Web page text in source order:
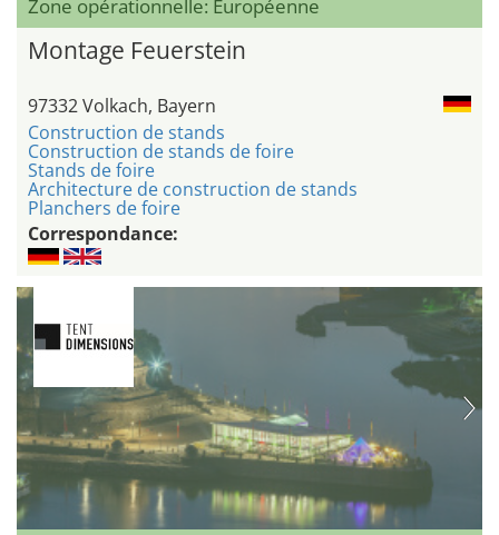
Zone opérationnelle: Européenne
Montage Feuerstein
97332 Volkach, Bayern
Construction de stands
Construction de stands de foire
Stands de foire
Architecture de construction de stands
Planchers de foire
Correspondance: